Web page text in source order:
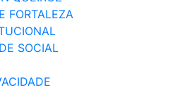
FORTALEZA
SOCIAL